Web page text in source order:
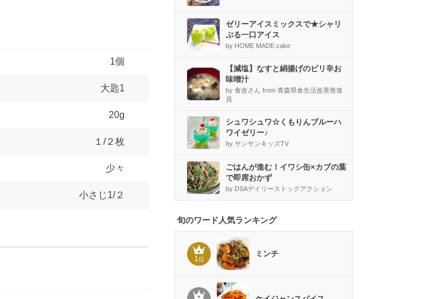
1個
大匙1
20g
１/２枚
少々
小さじ1/２
ゼリーアイスミックスで★シャリ
ぷる一口アイス
by HOME MADE cake
【減塩】なすと絹揚げのピリ辛お
味噌汁
by 食改さん from 青森県食生活改善推進
員
シュワシュワ☆くもりんブルーハ
ワイゼリー♪
by サンサンキッズTV
ごはんが進む！イワシ缶×カブの葉
で即席おかず
by DSAデイリーストックアクション
旬のワード人気ランキング
1位
ミンチ